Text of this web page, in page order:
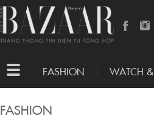
Toggle
navigation
FASHION WATCH &
FASHION